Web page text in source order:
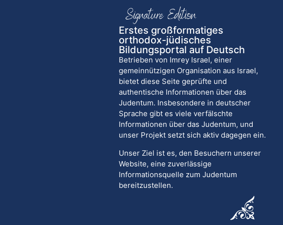
Erstes großformatiges
orthodox-jüdisches
Bildungsportal auf Deutsch
Betrieben von Imrey Israel, einer
gemeinnützigen Organisation aus Israel,
bietet diese Seite geprüfte und
authentische Informationen über das
Judentum. Insbesondere in deutscher
Sprache gibt es viele verfälschte
Informationen über das Judentum, und
unser Projekt setzt sich aktiv dagegen ein.
Unser Ziel ist es, den Besuchern unserer
Website, eine zuverlässige
Informationsquelle zum Judentum
bereitzustellen.